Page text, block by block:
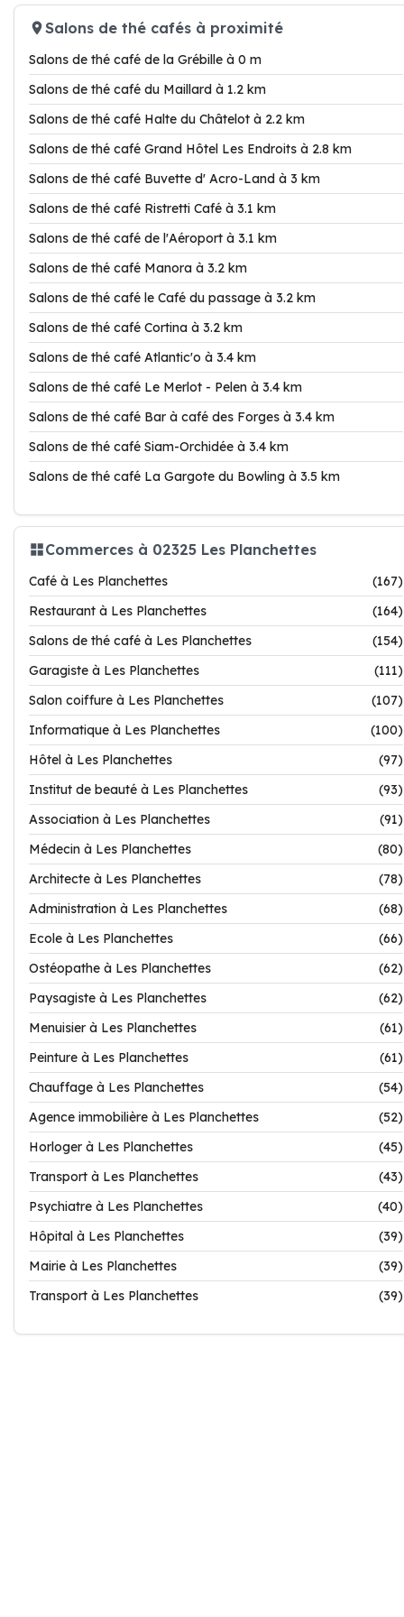
Salons de thé cafés à proximité
Salons de thé café de la Grébille à 0 m
Salons de thé café du Maillard à 1.2 km
Salons de thé café Halte du Châtelot à 2.2 km
Salons de thé café Grand Hôtel Les Endroits à 2.8 km
Salons de thé café Buvette d' Acro-Land à 3 km
Salons de thé café Ristretti Café à 3.1 km
Salons de thé café de l'Aéroport à 3.1 km
Salons de thé café Manora à 3.2 km
Salons de thé café le Café du passage à 3.2 km
Salons de thé café Cortina à 3.2 km
Salons de thé café Atlantic'o à 3.4 km
Salons de thé café Le Merlot - Pelen à 3.4 km
Salons de thé café Bar à café des Forges à 3.4 km
Salons de thé café Siam-Orchidée à 3.4 km
Salons de thé café La Gargote du Bowling à 3.5 km
Commerces à 02325 Les Planchettes
Café à Les Planchettes
(167)
Restaurant à Les Planchettes
(164)
Salons de thé café à Les Planchettes
(154)
Garagiste à Les Planchettes
(111)
Salon coiffure à Les Planchettes
(107)
Informatique à Les Planchettes
(100)
Hôtel à Les Planchettes
(97)
Institut de beauté à Les Planchettes
(93)
Association à Les Planchettes
(91)
Médecin à Les Planchettes
(80)
Architecte à Les Planchettes
(78)
Administration à Les Planchettes
(68)
Ecole à Les Planchettes
(66)
Ostéopathe à Les Planchettes
(62)
Paysagiste à Les Planchettes
(62)
Menuisier à Les Planchettes
(61)
Peinture à Les Planchettes
(61)
Chauffage à Les Planchettes
(54)
Agence immobilière à Les Planchettes
(52)
Horloger à Les Planchettes
(45)
Transport à Les Planchettes
(43)
Psychiatre à Les Planchettes
(40)
Hôpital à Les Planchettes
(39)
Mairie à Les Planchettes
(39)
Transport à Les Planchettes
(39)